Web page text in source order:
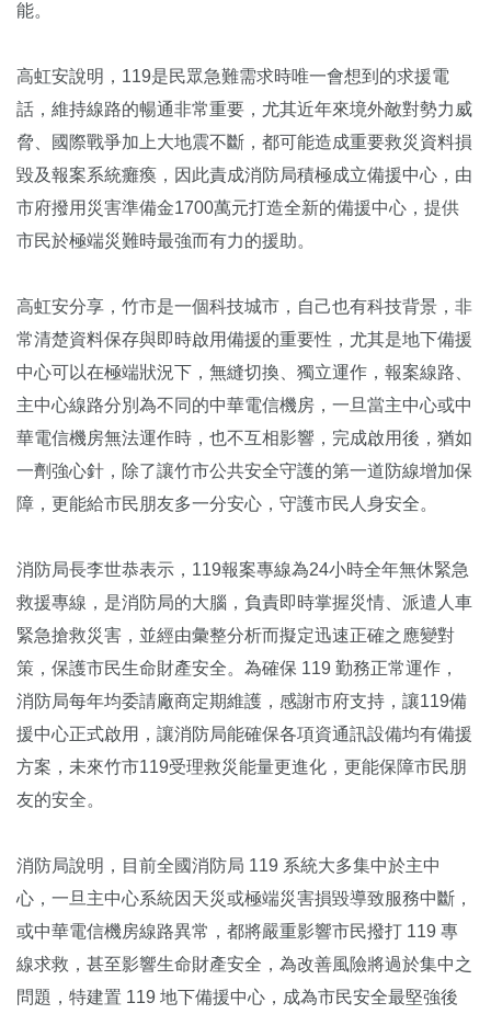
能。
高虹安說明，119是民眾急難需求時唯一會想到的求援電
話，維持線路的暢通非常重要，尤其近年來境外敵對勢力威
脅、國際戰爭加上大地震不斷，都可能造成重要救災資料損
毀及報案系統癱瘓，因此責成消防局積極成立備援中心，由
市府撥用災害準備金1700萬元打造全新的備援中心，提供
市民於極端災難時最強而有力的援助。
高虹安分享，竹市是一個科技城市，自己也有科技背景，非
常清楚資料保存與即時啟用備援的重要性，尤其是地下備援
中心可以在極端狀況下，無縫切換、獨立運作，報案線路、
主中心線路分別為不同的中華電信機房，一旦當主中心或中
華電信機房無法運作時，也不互相影響，完成啟用後，猶如
一劑強心針，除了讓竹市公共安全守護的第一道防線增加保
障，更能給市民朋友多一分安心，守護市民人身安全。
消防局長李世恭表示，119報案專線為24小時全年無休緊急
救援專線，是消防局的大腦，負責即時掌握災情、派遣人車
緊急搶救災害，並經由彙整分析而擬定迅速正確之應變對
策，保護市民生命財產安全。為確保 119 勤務正常運作，
消防局每年均委請廠商定期維護，感謝市府支持，讓119備
援中心正式啟用，讓消防局能確保各項資通訊設備均有備援
方案，未來竹市119受理救災能量更進化，更能保障市民朋
友的安全。
消防局說明，目前全國消防局 119 系統大多集中於主中
心，一旦主中心系統因天災或極端災害損毀導致服務中斷，
或中華電信機房線路異常，都將嚴重影響市民撥打 119 專
線求救，甚至影響生命財產安全，為改善風險將過於集中之
問題，特建置 119 地下備援中心，成為市民安全最堅強後